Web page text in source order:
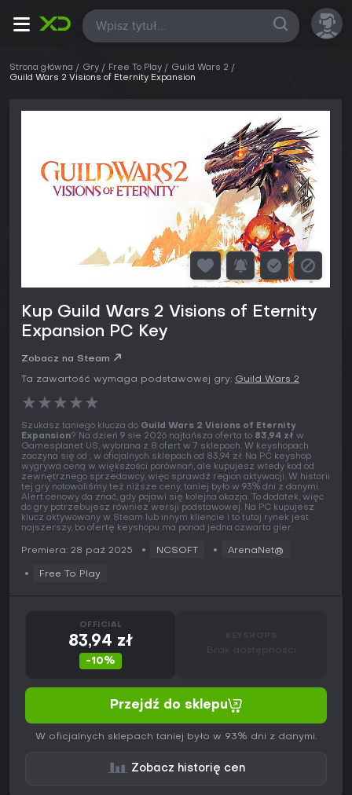
Wszystkie
Strona główna Gry Free To Play
Guild Wars 2
Guild Wars 2 Visions of Eternity Expansion
Kup Guild Wars 2 Visions of Eternity
Expansion PC Key
Zobacz na Steam
Ta zawartość wymaga podstawowej gry: Guild Wars 2
★★★★★
Szukasz taniego klucza do Guild Wars 2 Visions of Eternity
Expansion? Na dzień 9 sie 2026 najtańsza oferta to 83,94 zł w
Gamesplanet US, wybrana z 8 ofert w 7 sklepach. W keyshopach
zaczyna się od , w oficjalnych sklepach od 83,94 zł. Na PC keyshop
wygrywa ceną w większości porównań, ale kupujesz wtedy kod od
zewnętrznego sprzedawcy, więc sprawdź region aktywacji. W historii
tej gry notowaliśmy też niższe ceny, taniej było w 93% dni z danymi.
Alert cenowy da znać, gdy pojawi się kolejna okazja. To dodatek, więc
do gry potrzebujesz również wersji podstawowej. Na PC kupujesz
klucz aktywowany w Steam lub innym kliencie i to tutaj rynek jest
najszerszy, bo ofertę keyshopu ma ponad jedna czwarta gier.
Premiera: 28 paź 2025 NCSOFT ArenaNet®
Free To Play
OFFICIAL
83,94 zł
-10%
Brak dostępności
Przejdź do sklepu
W oficjalnych sklepach taniej było w 93% dni z danymi.
Zobacz historię cen